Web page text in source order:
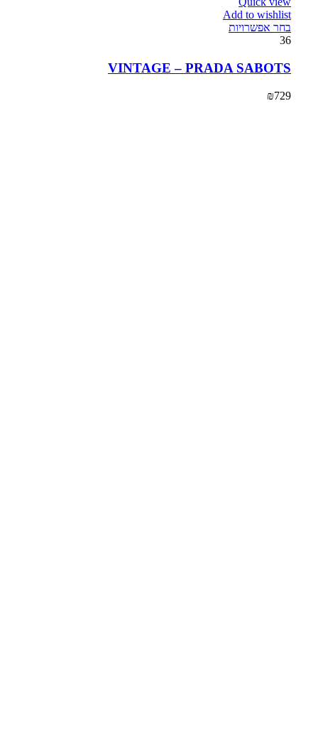
Add to wishlist
בחר אפשרויות
36
VINTAGE – PRADA SABOTS
₪729